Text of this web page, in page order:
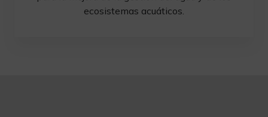
ecosistemas acuáticos.